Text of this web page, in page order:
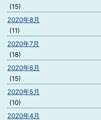
(15)
2020年8月
(11)
2020年7月
(18)
2020年6月
(15)
2020年5月
(10)
2020年4月